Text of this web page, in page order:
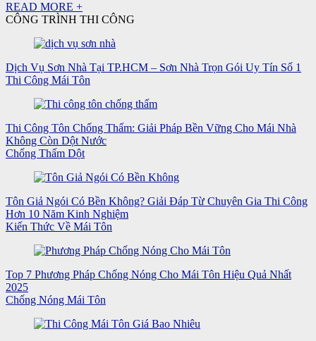
READ MORE +
CÔNG TRÌNH THI CÔNG
Dịch Vụ Sơn Nhà Tại TP.HCM – Sơn Nhà Trọn Gói Uy Tín Số 1
Thi Công Mái Tôn
Thi Công Tôn Chống Thấm: Giải Pháp Bền Vững Cho Mái Nhà
Không Còn Dột Nước
Chống Thấm Dột
Tôn Giả Ngói Có Bền Không? Giải Đáp Từ Chuyên Gia Thi Công
Hơn 10 Năm Kinh Nghiệm
Kiến Thức Về Mái Tôn
Top 7 Phương Pháp Chống Nóng Cho Mái Tôn Hiệu Quả Nhất
2025
Chống Nóng Mái Tôn